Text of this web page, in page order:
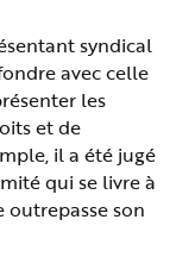
syndical
avec celle
les
et de
il a été jugé
qui se livre à
outrepasse son